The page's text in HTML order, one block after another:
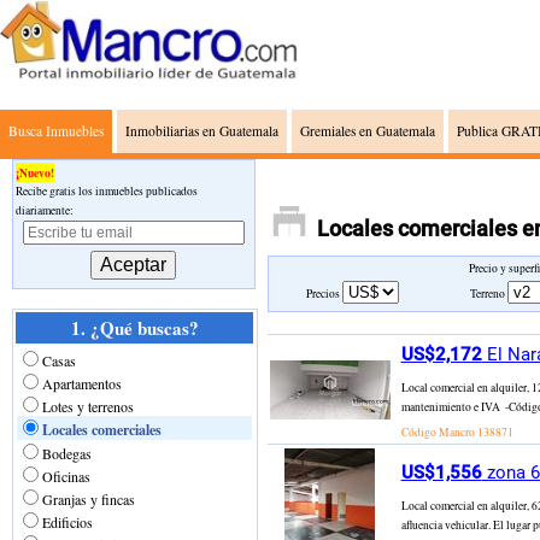
Busca Inmuebles Inmobiliarias en Guatemala Gremiales en Guatemala Publica
Locales comerciales
Precio y
Precios
Terreno
US$2,172El
Local comercial en alquiler,
mantenimiento e IVA ­ -
Código Mancro 138871
US$1,556zona
Local comercial en alquiler,
afluencia vehicular. El lugar
¡Nuevo!
Recibe gratis los inmuebles publicados
diariamente:
1. ¿Qué buscas?
Casas
Apartamentos
Lotes y terrenos
Locales comerciales
Bodegas
Oficinas
Granjas y fincas
Edificios